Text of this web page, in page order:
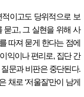
이고도 당위적으로 보
묻고, 그 실현을 위해 사
따져 묻게 한다는 점에
익이나 편리로, 집단 간
문과 비판은 중단된다.
채로 ‘저울질’만이 남게